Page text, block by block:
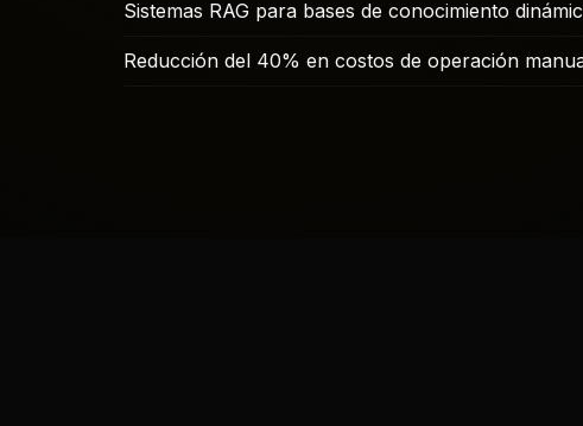
Sistemas RAG para bases de conocimiento
Reducción del 40% en costos de operación